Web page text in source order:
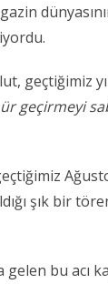
geçtiğimiz
geçirmeyi
şık bir
bu acı